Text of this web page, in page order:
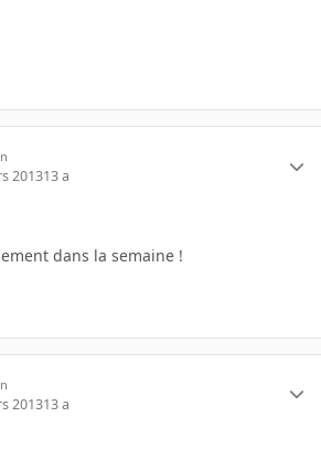
201313 a
dans la semaine !
201313 a